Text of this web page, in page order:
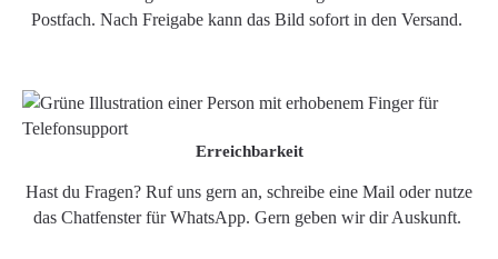
Postfach. Nach Freigabe kann das Bild sofort in den Versand.
Erreichbarkeit
Hast du Fragen? Ruf uns gern an, schreibe eine Mail oder nutze
das Chatfenster für WhatsApp. Gern geben wir dir Auskunft.